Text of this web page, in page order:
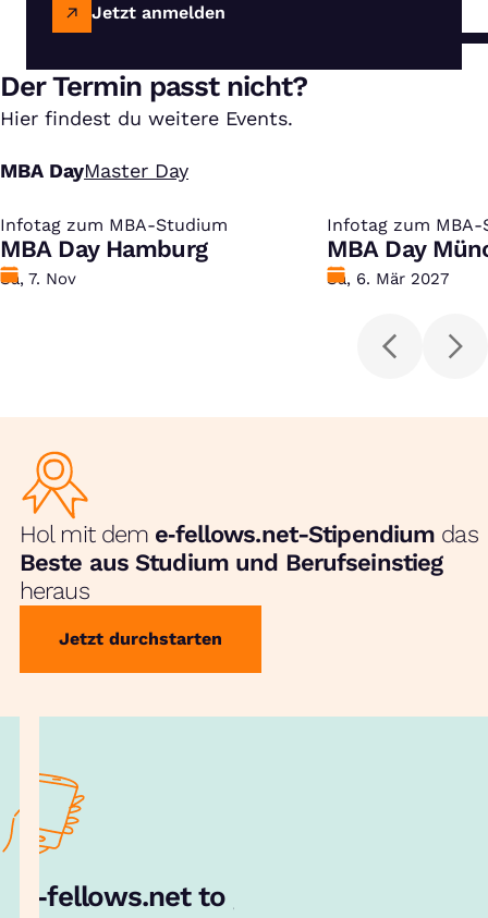
Jetzt anmelden
Der Termin passt nicht?
Hier findest du weitere Events.
MBA DayMaster Day
Infotag zum MBA-Studium
:
MBA Day Hamburg
Datum
Sa, 7. Nov
Infotag zum
:
MBA Day
Datum
Sa, 6. Mär 2027
Hol mit dem e‑fellows.net-Stipendium das
Beste aus Studium und Berufseinstieg
heraus
Jetzt durchstarten
e‑fellows.net to go: